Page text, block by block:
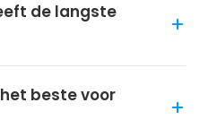
de langste
beste voor